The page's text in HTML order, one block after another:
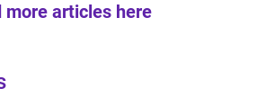
more articles here